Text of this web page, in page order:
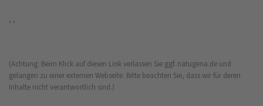
, ,
(Achtung: Beim Klick auf diesen Link verlassen Sie ggf. natugena.de und
gelangen zu einer externen Webseite. Bitte beachten Sie, dass wir für deren
Inhalte nicht verantwortlich sind.)